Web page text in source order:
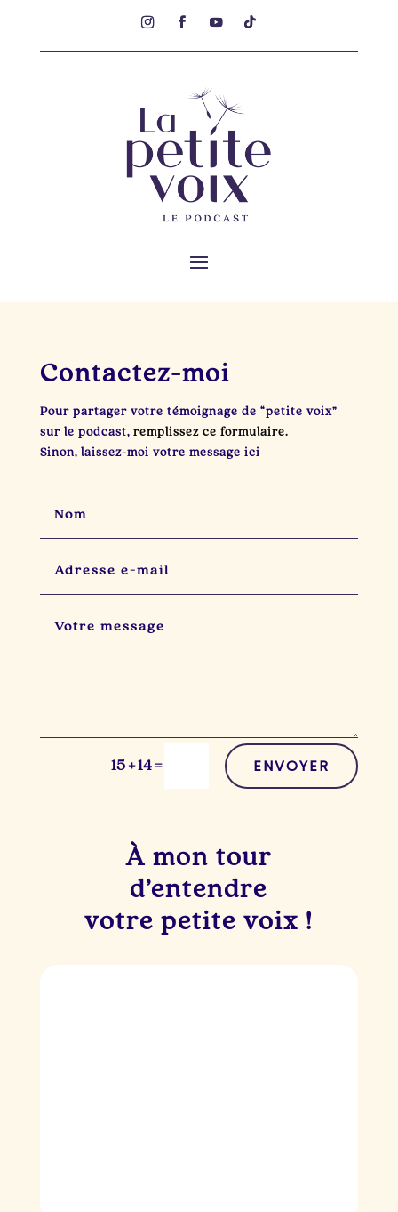
Contactez-moi
Pour partager votre témoignage de “petite voix”
sur le podcast, remplissez ce formulaire.
Sinon, laissez-moi votre message ici
15 + 14 = ENVOYER
À mon tour
d’entendre
votre petite voix !